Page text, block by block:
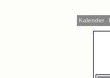
Kalender